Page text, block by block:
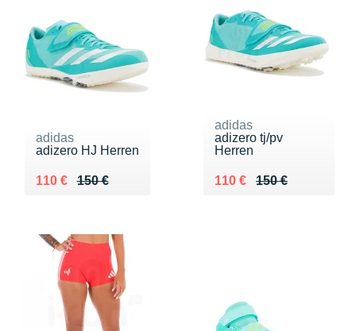
adidas
adizero HJ Herren
150 €
Au lieu de 150 €
110 €
Vendu 110 €
adidas
adizero tj/pv
Herren
150 €
Au lieu de 150 €
110 €
Vendu 110 €